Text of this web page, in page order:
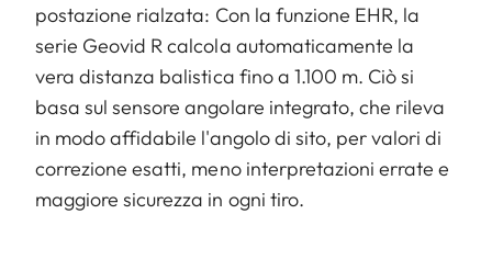
postazione rialzata: Con la funzione EHR, la
serie Geovid R calcola automaticamente la
vera distanza balistica fino a 1.100 m. Ciò si
basa sul sensore angolare integrato, che rileva
in modo affidabile l'angolo di sito, per valori di
correzione esatti, meno interpretazioni errate e
maggiore sicurezza in ogni tiro.